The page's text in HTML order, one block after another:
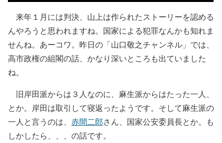
来年１月には判決、山上は作られたストーリーを認める
んやろうと思われますね。国家による犯罪なんかも知れま
せんね。あーコワ。昨日の「山口敬之チャンネル」では、
高市政権の組閣の話、かなり深いところも出ていました
ね。
旧岸田派からは３人なのに、麻生派からはたった一人、
とか。岸田は取引して寝返ったようです。そして麻生派の
一人と言うのは、 赤間二郎さん、国家公安委員長とか。も
しかしたら、、、の話です。